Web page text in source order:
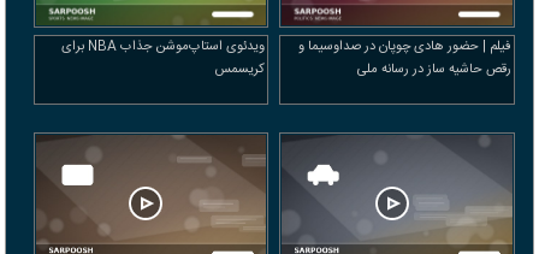
فیلم | حضور هادی چوپان در صداوسیما و
رقص حاشیه ساز در رسانه ملی
ویدئوی استاپ‌موشن جذاب NBA برای
کریسمس